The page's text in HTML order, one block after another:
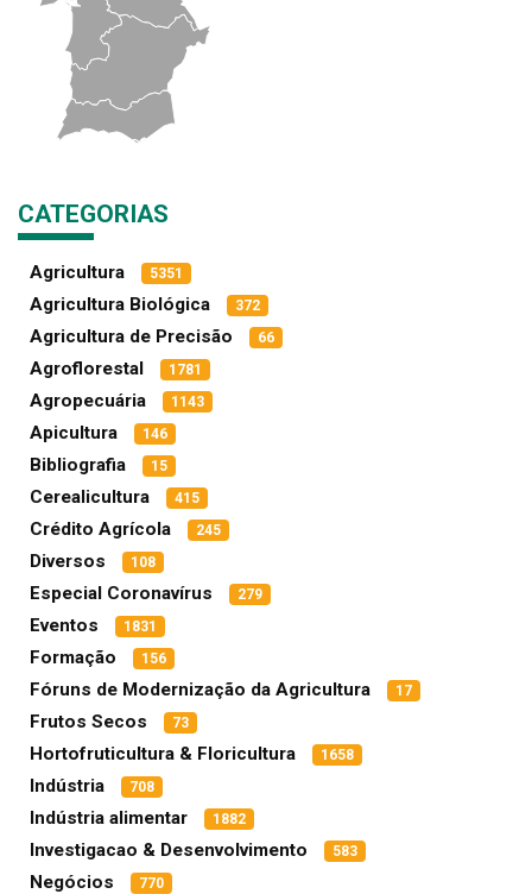
CATEGORIAS
Agricultura 5351
Agricultura Biológica 372
Agricultura de Precisão 66
Agroflorestal 1781
Agropecuária 1143
Apicultura 146
Bibliografia 15
Cerealicultura 415
Crédito Agrícola 245
Diversos 108
Especial Coronavírus 279
Eventos 1831
Formação 156
Fóruns de Modernização da Agricultura 17
Frutos Secos 73
Hortofruticultura & Floricultura 1658
Indústria 708
Indústria alimentar 1882
Investigacao & Desenvolvimento 583
Negócios 770